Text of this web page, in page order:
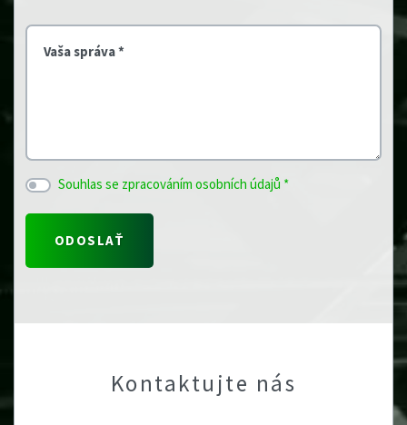
Vaša správa *
Souhlas se zpracováním osobních údajů *
Kontaktujte nás